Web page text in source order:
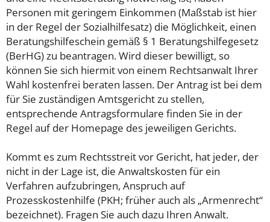
Personen mit geringem Einkommen (Maßstab ist hier
in der Regel der Sozialhilfesatz) die Möglichkeit, einen
Beratungshilfeschein gemäß § 1 Beratungshilfegesetz
(BerHG) zu beantragen. Wird dieser bewilligt, so
können Sie sich hiermit von einem Rechtsanwalt Ihrer
Wahl kostenfrei beraten lassen. Der Antrag ist bei dem
für Sie zuständigen Amtsgericht zu stellen,
entsprechende Antragsformulare finden Sie in der
Regel auf der Homepage des jeweiligen Gerichts.
Kommt es zum Rechtsstreit vor Gericht, hat jeder, der
nicht in der Lage ist, die Anwaltskosten für ein
Verfahren aufzubringen, Anspruch auf
Prozesskostenhilfe (PKH; früher auch als „Armenrecht“
bezeichnet). Fragen Sie auch dazu Ihren Anwalt.